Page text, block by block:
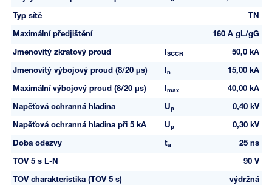
Typ sítě TN
Maximální předjištění 160 A gL/gG
Jmenovitý zkratový proud SCCR 50,0 kA
Jmenovitý výbojový proud (8/20 µs) n 15,00 kA
Maximální výbojový proud (8/20 µs) max 40,00 kA
Napěťová ochranná hladina Up 0,40 kV
Napěťová ochranná hladina při 5 kA Up 0,30 kV
Doba odezvy ta 25 ns
TOV 5 s L-N 90 V
TOV charakteristika (TOV 5 s) výdržná